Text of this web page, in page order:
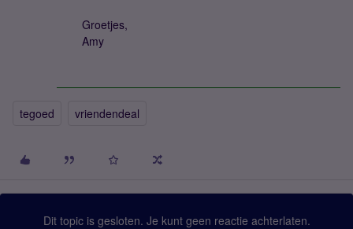
Groetjes,
Amy
tegoed vriendendeal
Dit topic is gesloten. Je kunt geen reactie achterlaten.